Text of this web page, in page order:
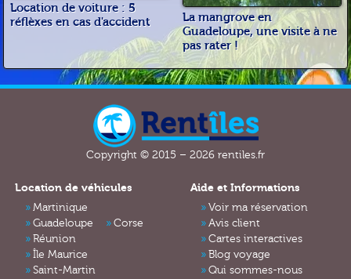
Location de voiture : 5
réflèxes en cas d'accident
La mangrove en
Guadeloupe, une visite à ne
pas rater !
Copyright © 2015 – 2026 rentiles.fr
Location de véhicules
Martinique
Guadeloupe
Corse
Réunion
Île Maurice
Saint-Martin
Aide et Informations
Voir ma réservation
Avis client
Cartes interactives
Blog voyage
Qui sommes-nous